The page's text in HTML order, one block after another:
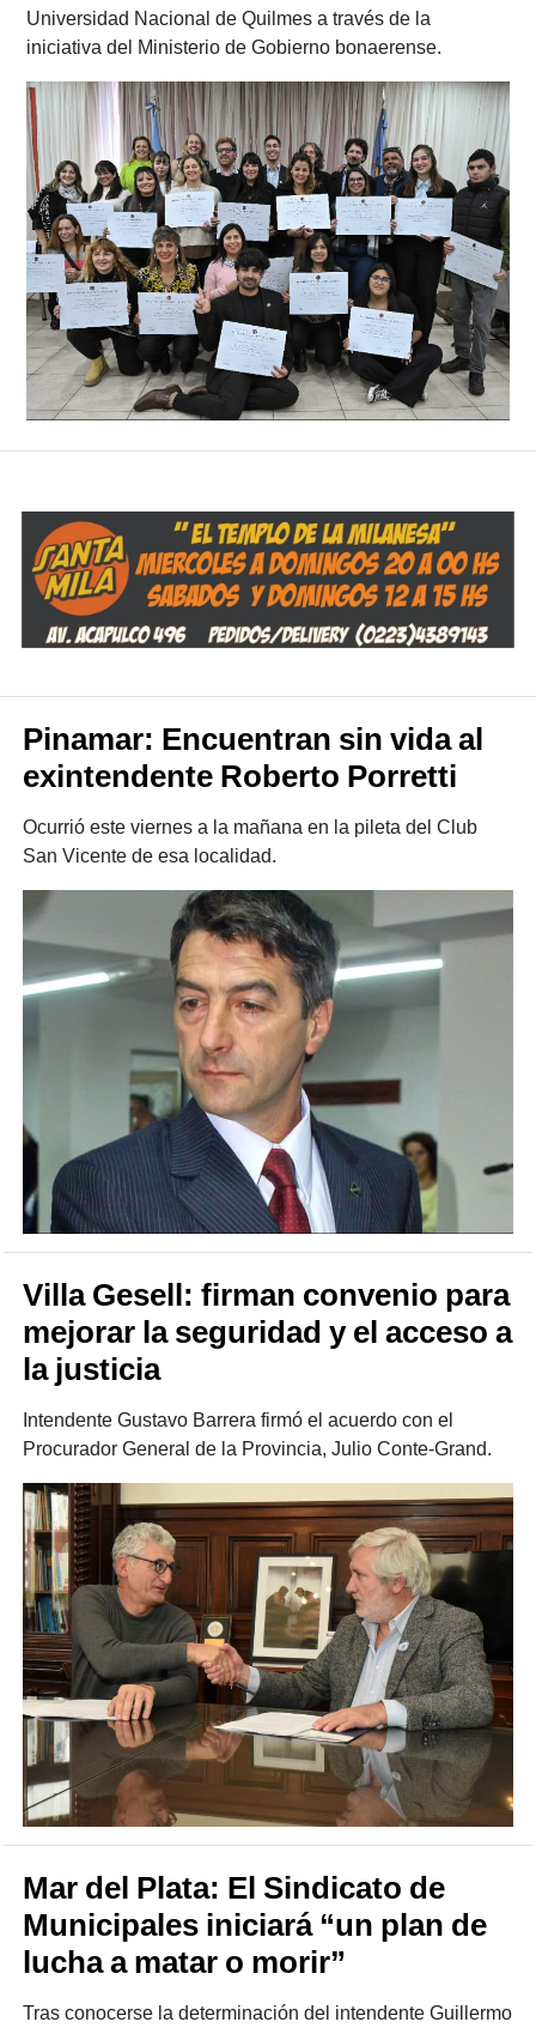
Universidad Nacional de Quilmes a través de la
iniciativa del Ministerio de Gobierno bonaerense.
Pinamar: Encuentran sin vida al
exintendente Roberto Porretti
Ocurrió este viernes a la mañana en la pileta del Club
San Vicente de esa localidad.
Villa Gesell: firman convenio para
mejorar la seguridad y el acceso a
la justicia
Intendente Gustavo Barrera firmó el acuerdo con el
Procurador General de la Provincia, Julio Conte-Grand.
Mar del Plata: El Sindicato de
Municipales iniciará “un plan de
lucha a matar o morir”
Tras conocerse la determinación del intendente Guillermo